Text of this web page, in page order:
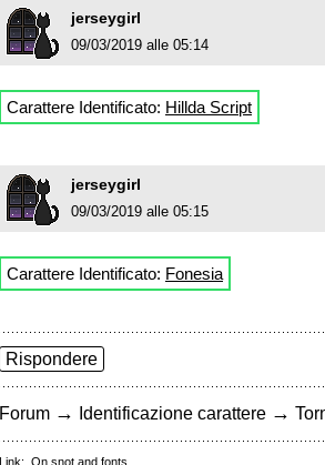
jerseygirl
09/03/2019 alle 05:14
Carattere Identificato: Hillda Script
jerseygirl
09/03/2019 alle 05:15
Carattere Identificato: Fonesia
Rispondere
Forum → Identificazione carattere →
Link: On snot and fonts